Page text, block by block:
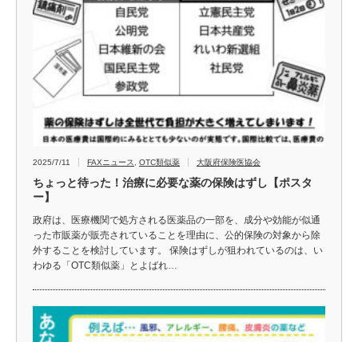
2025/7/11 FAXニュース OTC類似薬 大阪府保険医協会
ちょっと待った！治療に必要な薬の保険はずし【ポスタ
ー】
政府は、医療機関で処方される医薬品の一部を、成分や効能が似通
った市販薬が販売されていることを理由に、公的保険の対象から除
外することを検討しています。 保険はずしが狙われているのは、い
わゆる「OTC類似薬」とよばれ…